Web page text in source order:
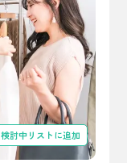
検討中リストに追加